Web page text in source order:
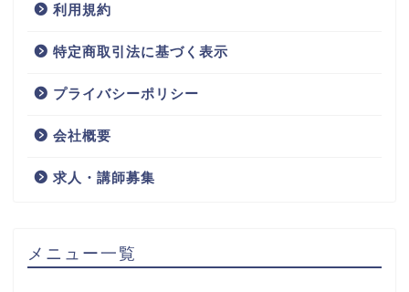
利用規約
特定商取引法に基づく表示
プライバシーポリシー
会社概要
求人・講師募集
メニュー一覧